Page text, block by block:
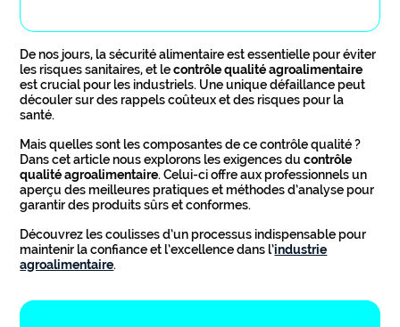
De nos jours, la sécurité alimentaire est essentielle pour éviter
les risques sanitaires, et lecontrôle qualité agroalimentaire
est crucial pour les industriels. Une unique défaillance peut
découler sur des rappels coûteux et des risques pour la
santé.
Mais quelles sont les composantes de ce contrôle qualité ?
Dans cet article nous explorons les exigences ducontrôle
qualité agroalimentaire. Celui-ci offre aux professionnels un
aperçu des meilleures pratiques et méthodes d’analyse pour
garantir des produits sûrs et conformes.
Découvrez les coulisses d’un processus indispensable pour
maintenir la confiance et l’excellence dans l’industrie
agroalimentaire.